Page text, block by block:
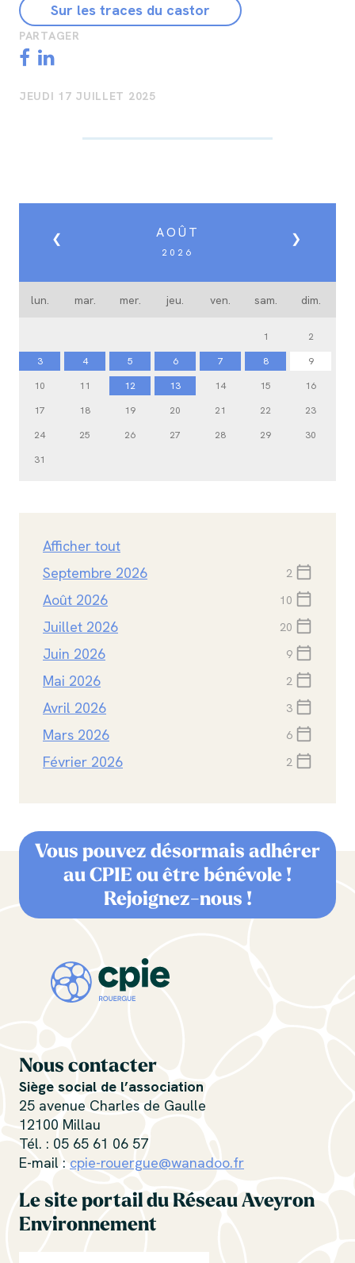
Sur les traces du castor
PARTAGER
JEUDI 17 JUILLET 2025
❮ ❯
AOÛT
2026
lun. mar. mer. jeu. ven. sam. dim.
1
2
3
4 5 6 7 8
9
10
11 12 13 14 15
16
17
18 19 20 21 22
23
24
25 26 27 28 29
30
31
Afficher tout
Septembre 2026
2 calendar_today
Août 2026 10 calendar_today
Juillet 2026 20 calendar_today
Juin 2026 9 calendar_today
Mai 2026 2 calendar_today
Avril 2026 3 calendar_today
Mars 2026 6 calendar_today
Février 2026 2 calendar_today
Vous pouvez désormais adhérer
au CPIE ou être bénévole !
Rejoignez-nous !
Nous contacter
Siège social de l’association
25 avenue Charles de Gaulle
12100 Millau
Tél. : 05 65 61 06 57
E-mail : cpie-rouergue@wanadoo.fr
Le site portail du Réseau Aveyron
Environnement